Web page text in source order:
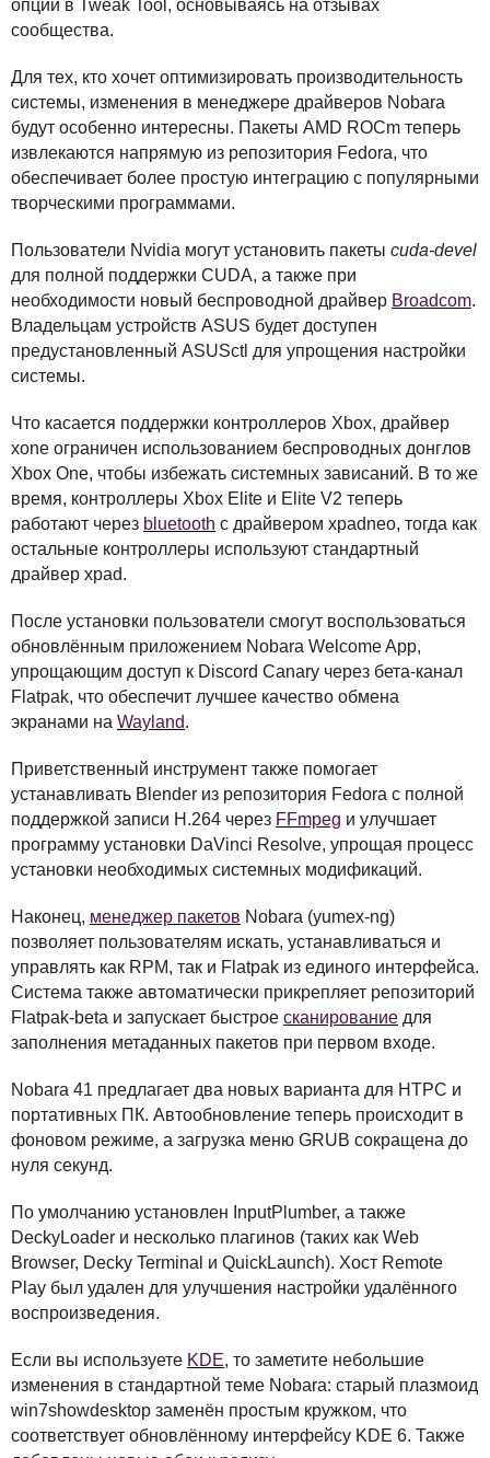
опции в Tweak Tool, основываясь на отзывах
сообщества.
Для тех, кто хочет оптимизировать производительность
системы, изменения в менеджере драйверов Nobara
будут особенно интересны. Пакеты AMD ROCm теперь
извлекаются напрямую из репозитория Fedora, что
обеспечивает более простую интеграцию с популярными
творческими программами.
Пользователи Nvidia могут установить пакеты cuda-devel
для полной поддержки CUDA, а также при
необходимости новый беспроводной драйвер Broadcom.
Владельцам устройств ASUS будет доступен
предустановленный ASUSctl для упрощения настройки
системы.
Что касается поддержки контроллеров Xbox, драйвер
xone ограничен использованием беспроводных донглов
Xbox One, чтобы избежать системных зависаний. В то же
время, контроллеры Xbox Elite и Elite V2 теперь
работают через bluetooth с драйвером xpadneo, тогда как
остальные контроллеры используют стандартный
драйвер xpad.
После установки пользователи смогут воспользоваться
обновлённым приложением Nobara Welcome App,
упрощающим доступ к Discord Canary через бета-канал
Flatpak, что обеспечит лучшее качество обмена
экранами на Wayland.
Приветственный инструмент также помогает
устанавливать Blender из репозитория Fedora с полной
поддержкой записи H.264 через FFmpeg и улучшает
программу установки DaVinci Resolve, упрощая процесс
установки необходимых системных модификаций.
Наконец, менеджер пакетов Nobara (yumex-ng)
позволяет пользователям искать, устанавливаться и
управлять как RPM, так и Flatpak из единого интерфейса.
Система также автоматически прикрепляет репозиторий
Flatpak-beta и запускает быстрое сканирование для
заполнения метаданных пакетов при первом входе.
Nobara 41 предлагает два новых варианта для HTPC и
портативных ПК. Автообновление теперь происходит в
фоновом режиме, а загрузка меню GRUB сокращена до
нуля секунд.
По умолчанию установлен InputPlumber, а также
DeckyLoader и несколько плагинов (таких как Web
Browser, Decky Terminal и QuickLaunch). Хост Remote
Play был удален для улучшения настройки удалённого
воспроизведения.
Если вы используете KDE, то заметите небольшие
изменения в стандартной теме Nobara: старый плазмоид
win7showdesktop заменён простым кружком, что
соответствует обновлённому интерфейсу KDE 6. Также